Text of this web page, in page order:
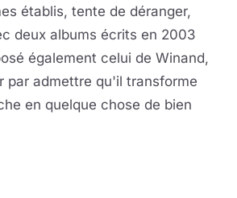
établis, tente de déranger,
deux albums écrits en 2003
également celui de Winand,
par admettre qu'il transforme
en quelque chose de bien